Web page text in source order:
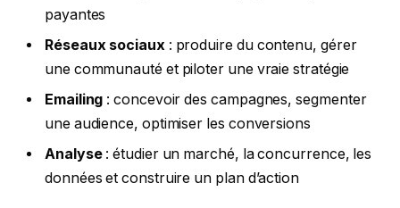
payantes
Réseaux sociaux: produire du contenu, gérer
une communauté et piloter une vraie stratégie
Emailing : concevoir des campagnes, segmenter
une audience, optimiser les conversions
Analyse : étudier un marché, la concurrence, les
données et construire un plan d’action